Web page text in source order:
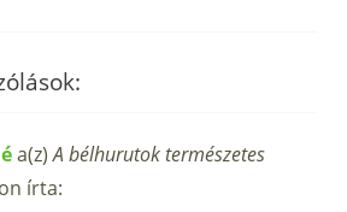
a(z)A bélhurutok természetes
írta: